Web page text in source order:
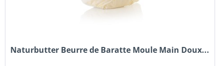
Naturbutter Beurre de Baratte Moule Main Doux...